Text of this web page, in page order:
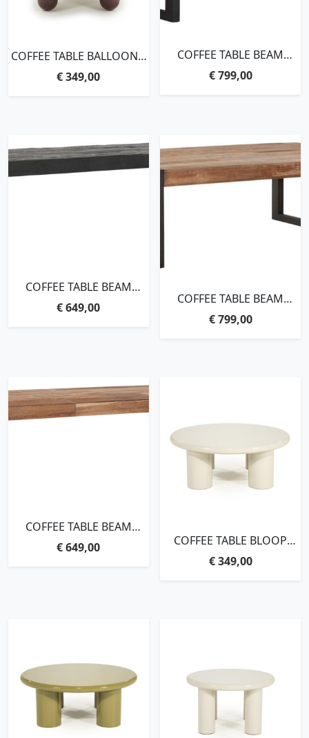
COFFEE TABLE BALLOON –
BURGUNDY
€349,00
COFFEE TABLE BEAM
RECTANGULAR
BLACK,35X120X80 CM, 6
€799,00
COFFEE TABLE BEAM
RECTANGULAR
BLACK,35X150X50 CM, 6
€649,00
COFFEE TABLE BEAM
RECTANGULAR,35X120X80
CM, 6 CM RECYCLED
€799,00
COFFEE TABLE BEAM
RECTANGULAR,35X150X50
CM, 6 CM RECYCLED
€649,00
COFFEE TABLE BLOOP
LARGE – BEIGE
€349,00